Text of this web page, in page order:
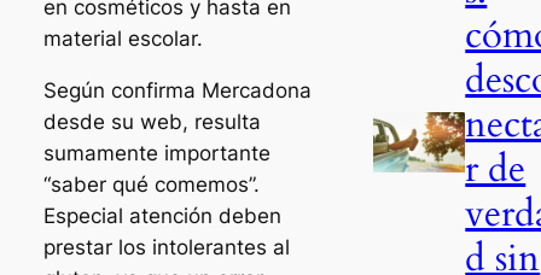
en cosméticos y hasta en
material escolar.
Según confirma Mercadona
desde su web, resulta
sumamente importante
“saber qué comemos”.
Especial atención deben
prestar los intolerantes al
r de
d sin